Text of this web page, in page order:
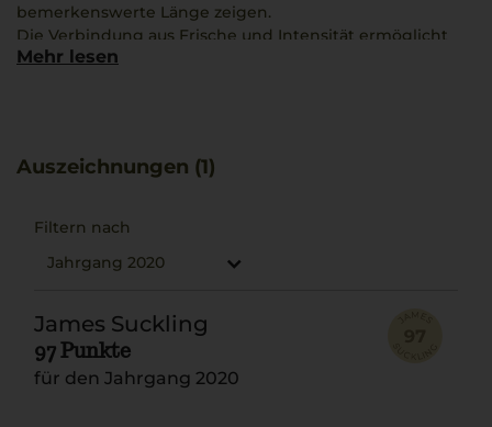
bemerkenswerte Länge zeigen.
Die Verbindung aus Frische und Intensität ermöglicht
ein hohes Entwicklungspotenzial. Bruno Giacosa aus
mediterranen Aromen unterstreicht.
Mehr lesen
Auszeichnungen (1)
Filtern nach
Jahrgang 2020
James Suckling
97 Punkte
für den Jahrgang 2020